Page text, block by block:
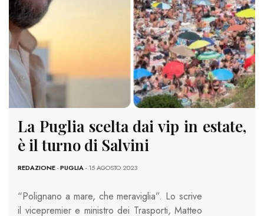
La Puglia scelta dai vip in estate,
è il turno di Salvini
REDAZIONE-PUGLIA- 15 AGOSTO 2023
“Polignano a mare, che meraviglia”. Lo scrive
il vicepremier e ministro dei Trasporti, Matteo